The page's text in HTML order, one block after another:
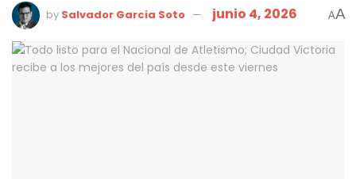
by Salvador Garcia Soto junio 4, 2026 AA